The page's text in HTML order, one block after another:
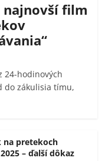
najnovší film
24-hodinových
do zákulisia tímu,
na pretekoch
– ďalší dôkaz